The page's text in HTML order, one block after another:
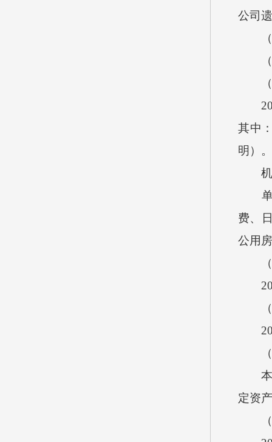
公司
（三
（四
（
其中
明）。
机关
单位
费、
公用
（
（
（
本单
定资
（